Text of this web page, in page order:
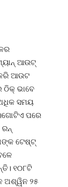
ଆଉଟ୍
କରି ଆଉଟ
ଠିକ୍ ଭାବେ
ସମୟ
ପରେ
ରନ୍
ଟେଷ୍ଟ୍
୧୦୮ଟି
ଅଶ୍ୱିନ ୨୫